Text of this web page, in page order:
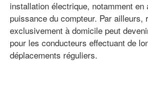
installation électrique, notamment en
puissance du compteur. Par ailleurs,
exclusivement à domicile peut
pour les conducteurs effectuant de
déplacements réguliers.